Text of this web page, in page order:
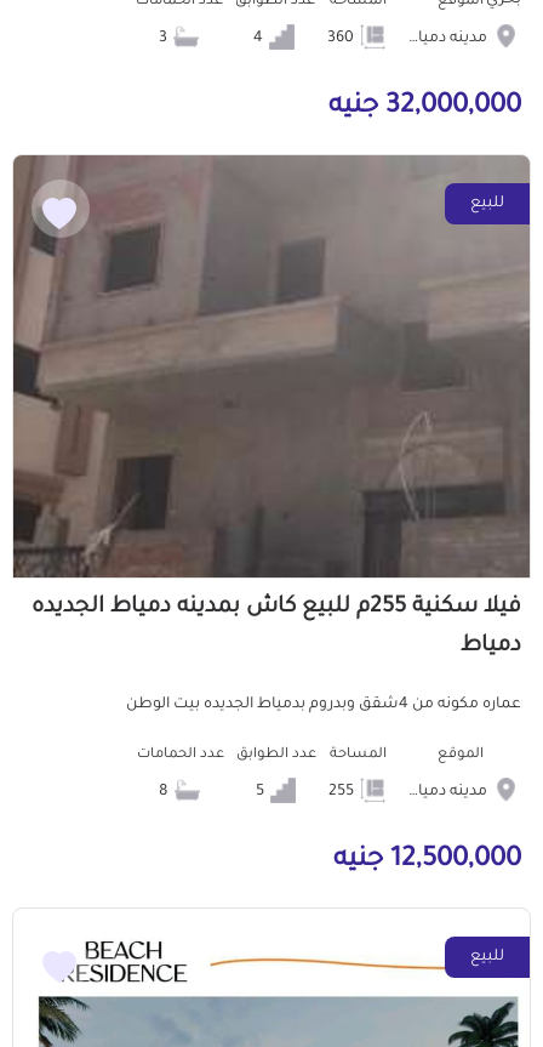
مدينه دمياط الجديده
32,000,000 جنيه
للبيع
فيلا سكنية 255م للبيع كاش بمدينه دمياط الجديده
دمياط
عماره مكونه من 4شقق وبدروم بدمياط الجديده بيت الوطن
الموقع
مدينه دمياط الجديده
المساحة عدد الطوابق
5
عدد الحمامات
12,500,000 جنيه
للبيع